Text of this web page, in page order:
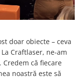
doar obiecte – ceva
Craftlaser, ne-am
că fiecare
noastră este să